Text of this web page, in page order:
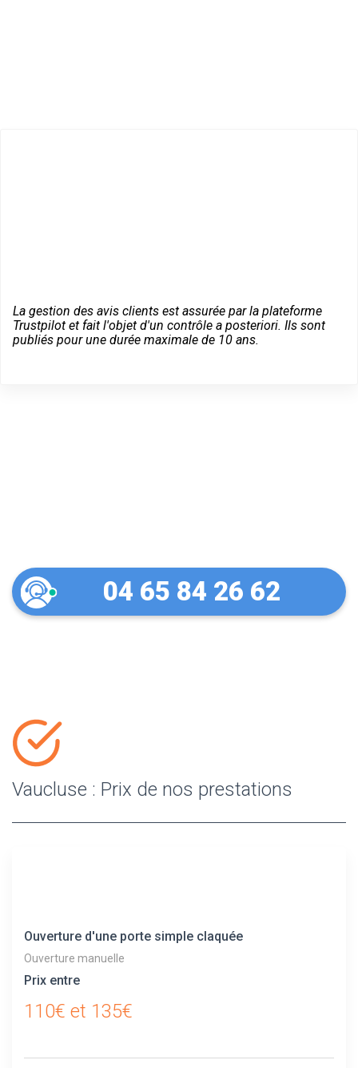
La gestion des avis clients est assurée par la plateforme
Trustpilot et fait l'objet d'un contrôle a posteriori. Ils sont
publiés pour une durée maximale de 10 ans.
04 65 84 26 62
Vaucluse : Prix de nos prestations
Ouverture d'une porte simple claquée
Ouverture manuelle
Prix entre
110€ et 135€